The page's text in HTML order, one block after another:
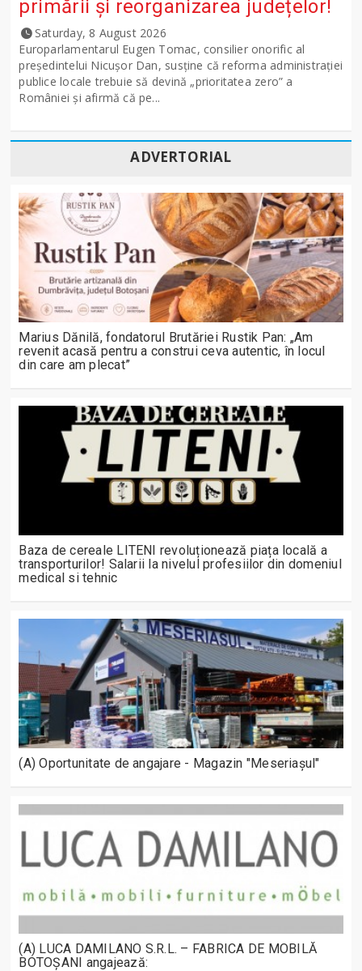
primării și reorganizarea județelor!
Saturday, 8 August 2026
Europarlamentarul Eugen Tomac, consilier onorific al
președintelui Nicușor Dan, susține că reforma administrației
publice locale trebuie să devină „prioritatea zero” a
României și afirmă că pe...
ADVERTORIAL
Marius Dănilă, fondatorul Brutăriei Rustik Pan: „Am
revenit acasă pentru a construi ceva autentic, în locul
din care am plecat”
Baza de cereale LITENI revoluționează piața locală a
transporturilor! Salarii la nivelul profesiilor din domeniul
medical si tehnic
(A) Oportunitate de angajare - Magazin "Meseriașul"
(A) LUCA DAMILANO S.R.L. – FABRICA DE MOBILĂ
BOTOȘANI angajează: